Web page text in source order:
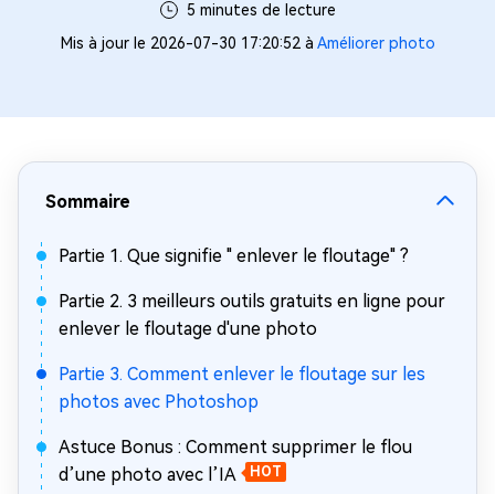
5 minutes de lecture
Mis à jour le 2026-07-30 17:20:52 à Améliorer photo
Sommaire
Partie 1. Que signifie " enlever le floutage" ?
Partie 2. 3 meilleurs outils gratuits en ligne pour
enlever le floutage d'une photo
Partie 3. Comment enlever le floutage sur les
photos avec Photoshop
Astuce Bonus : Comment supprimer le flou
d’une photo avec l’IA
HOT